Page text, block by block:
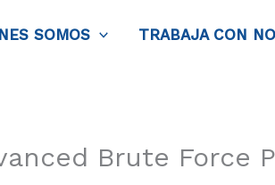
SOMOS TRABAJA CON
Brute Force